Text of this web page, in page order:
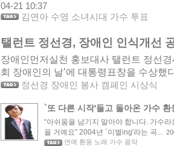
04-21 10:37
김연아 수영 소녀시대 가수 투표
탤런트 정선경, 장애인 인식개선
장애인먼저실천 홍보대사 탤런트 정선
회 장애인의 날’에 대통령표창을 수상했
정선경 장애인 봉사 캠페인 시상식
`또 다른 시작'들고 돌아온 가수 환
“아쉬움을 남기지 말아야 합니다. 가수
을 거예요” 2004년 `이별ing'라는 곡...
연예 환웅 노래 가수 음악